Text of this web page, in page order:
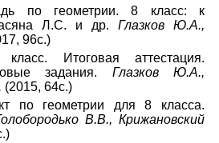
по геометрии. 8 класс: к
Л.С. и др. Глазков Ю.А.,
96с.)
Итоговая аттестация.
задания. Глазков Ю.А.,
(2015, 64с.)
по геометрии для 8 класса.
В.В., Крижановский